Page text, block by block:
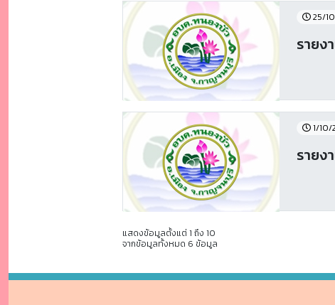
25/
รายง
1/10/
รายง
แสดงข้อมูลตั้งแต่ 1 ถึง 10
จากข้อมูลทั้งหมด 6 ข้อมูล